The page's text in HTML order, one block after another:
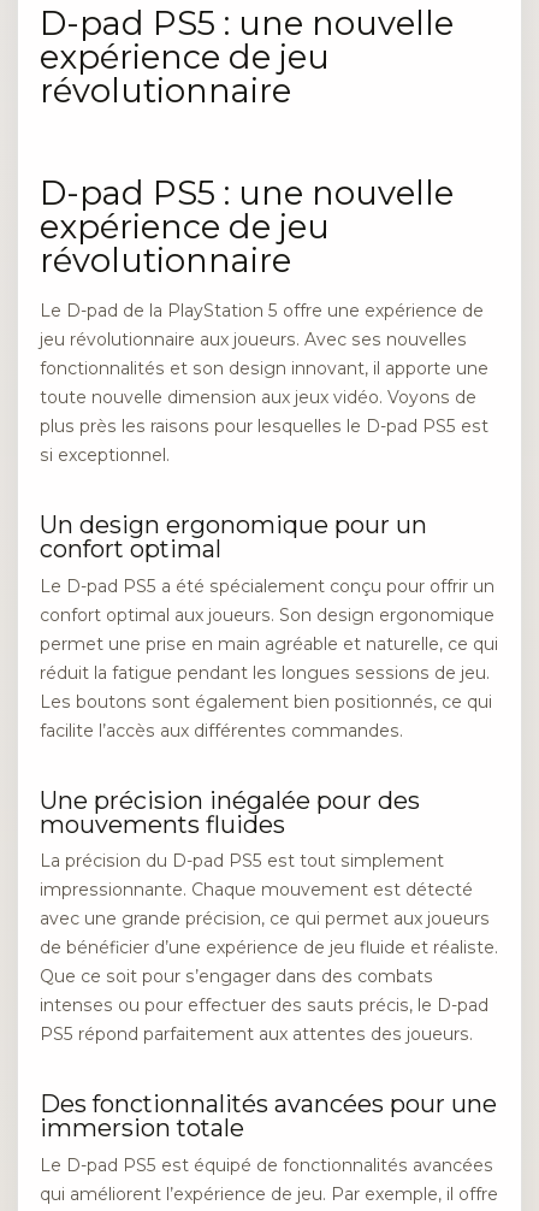
D-pad PS5 : une nouvelle
expérience de jeu
révolutionnaire
D-pad PS5 : une nouvelle
expérience de jeu
révolutionnaire
Le D-pad de la PlayStation 5 offre une expérience de
jeu révolutionnaire aux joueurs. Avec ses nouvelles
fonctionnalités et son design innovant, il apporte une
toute nouvelle dimension aux jeux vidéo. Voyons de
plus près les raisons pour lesquelles le D-pad PS5 est
si exceptionnel.
Un design ergonomique pour un
confort optimal
Le D-pad PS5 a été spécialement conçu pour offrir un
confort optimal aux joueurs. Son design ergonomique
permet une prise en main agréable et naturelle, ce qui
réduit la fatigue pendant les longues sessions de jeu.
Les boutons sont également bien positionnés, ce qui
facilite l’accès aux différentes commandes.
Une précision inégalée pour des
mouvements fluides
La précision du D-pad PS5 est tout simplement
impressionnante. Chaque mouvement est détecté
avec une grande précision, ce qui permet aux joueurs
de bénéficier d’une expérience de jeu fluide et réaliste.
Que ce soit pour s’engager dans des combats
intenses ou pour effectuer des sauts précis, le D-pad
PS5 répond parfaitement aux attentes des joueurs.
Des fonctionnalités avancées pour une
immersion totale
Le D-pad PS5 est équipé de fonctionnalités avancées
qui améliorent l’expérience de jeu. Par exemple, il offre